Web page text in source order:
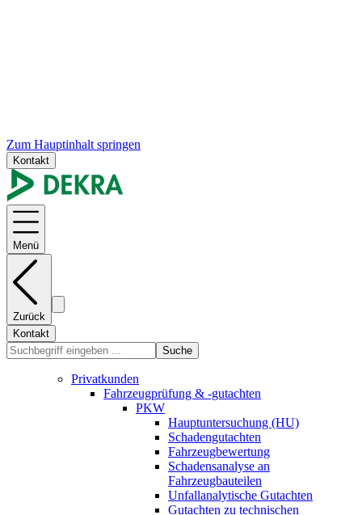
Zum Hauptinhalt springen
Kontakt
Menü
Zurück
Kontakt
Suche
Privatkunden
Fahrzeugprüfung & -gutachten
PKW
Hauptuntersuchung (HU)
Schadengutachten
Fahrzeugbewertung
Schadensanalyse an
Fahrzeugbauteilen
Unfallanalytische Gutachten
Gutachten zu technischen